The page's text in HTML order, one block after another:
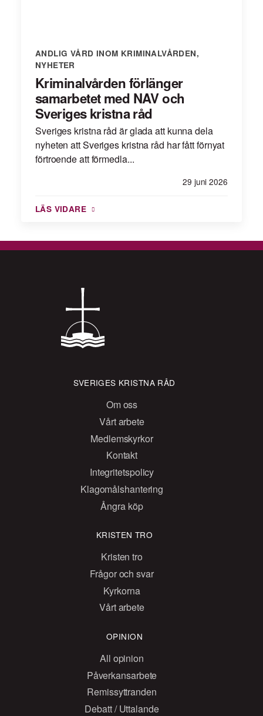
ANDLIG VÅRD INOM KRIMINALVÅRDEN,
NYHETER
Kriminalvården förlänger
samarbetet med NAV och
Sveriges kristna råd
29 juni 2026
Sveriges kristna råd är glada att kunna dela
nyheten att Sveriges kristna råd har fått förnyat
förtroende att förmedla...
LÄS VIDARE
SVERIGES KRISTNA RÅD
Om oss
Vårt arbete
Medlemskyrkor
Kontakt
Integritetspolicy
Klagomålshantering
Ångra köp
KRISTEN TRO
Kristen tro
Frågor och svar
Kyrkorna
Vårt arbete
OPINION
All opinion
Påverkansarbete
Remissyttranden
Debatt / Uttalande